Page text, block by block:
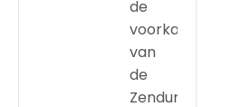
de
voorkant
van
de
Zendure